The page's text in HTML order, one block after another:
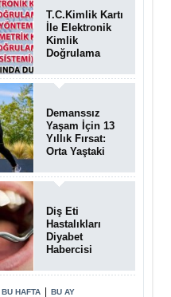
Teşhis Edildi
T.C.Kimlik Kartı
İle Elektronik
Kimlik
Doğrulama
(Biyometrik
Kimlik
Sistemi)
07.08.2026
Demanssız
Yaşam İçin 13
Yıllık Fırsat:
Orta Yaştaki
Beyin Sağlığını
Belirliyor
Diş Eti
Hastalıkları
Diyabet
Habercisi
Sağlığı Ve
Şeker
BU HAFTA BU AY